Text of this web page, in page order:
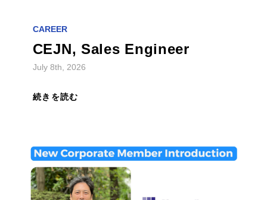
CAREER
CEJN, Sales Engineer
July 8th, 2026
続きを読む